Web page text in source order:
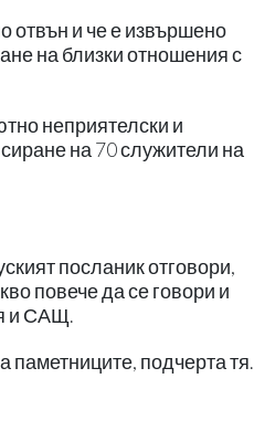
отвън и че е извършено
на близки отношения с
неприятелски и
на 70 служители на
посланик отговори,
повече да се говори и
и САЩ.
паметниците, подчерта тя.